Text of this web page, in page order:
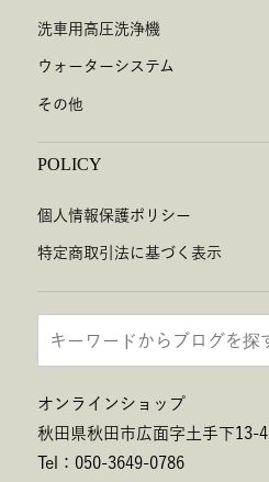
洗車用高圧洗浄機
ウォーターシステム
その他
POLICY
個人情報保護ポリシー
特定商取引法に基づく表示
オンラインショップ
秋田県秋田市広面字土手下13-4
Tel：050-3649-0786